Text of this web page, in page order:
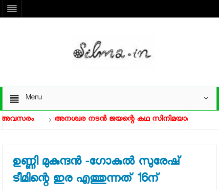
Menu
അനശ്വര നടന്‍ ജയന്റെ കഥ സിനിമയാകുന്നു
ഉണ്ണി മുകുന്ദന്‍ -ഗോകുല്‍ സുരേഷ്
ടീമിന്റെ ഇര എത്തുന്നത് 16ന്